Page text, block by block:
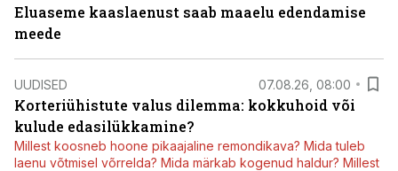
Eluaseme kaaslaenust saab maaelu edendamise
meede
UUDISED 07.08.26, 08:00
Korteriühistute valus dilemma: kokkuhoid või
kulude edasilükkamine?
Millest koosneb hoone pikaajaline remondikava? Mida tuleb
laenu võtmisel võrrelda? Mida märkab kogenud haldur? Millest